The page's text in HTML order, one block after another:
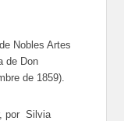
Nobles Artes
de Don
de 1859).
por Silvia